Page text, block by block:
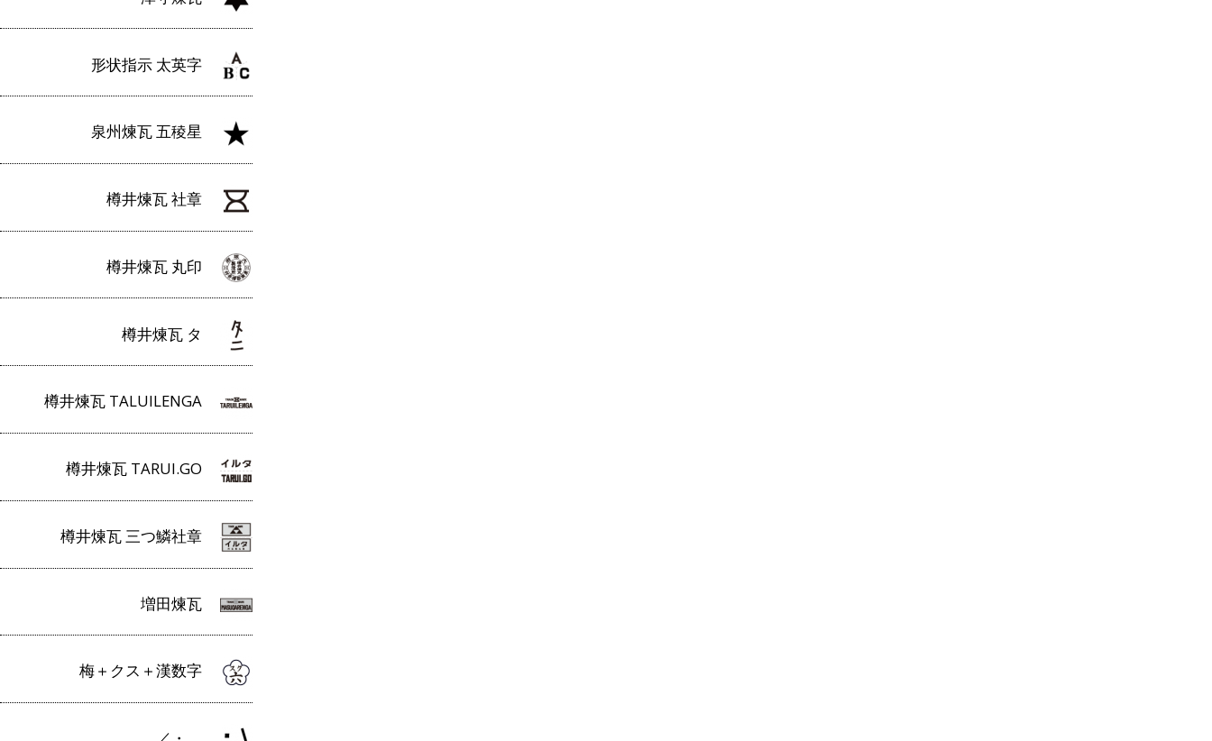
形状指示 太英字
泉州煉瓦 五稜星
樽井煉瓦 社章
樽井煉瓦 丸印
樽井煉瓦 タ
樽井煉瓦 TALUILENGA
樽井煉瓦 TARUI.GO
樽井煉瓦 三つ鱗社章
増田煉瓦
梅＋クス＋漢数字